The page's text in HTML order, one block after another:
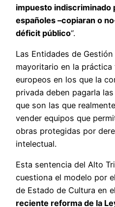
impuesto indiscriminado
españoles –copiaran o
déficit público“.
Las Entidades de
mayoritario en la
europeos en los que la
privada deben pagarla
que son las que
vender equipos que
obras protegidas por
intelectual.
Esta sentencia del Alto
cuestiona el modelo por
de Estado de Cultura en
reciente reforma de la